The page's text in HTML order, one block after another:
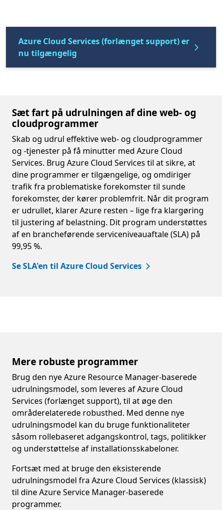
Azure Cloud Services (forlænget support) er
nu tilgængelig
Sæt fart på udrulningen af dine web- og
cloudprogrammer
Skab og udrul effektive web- og cloudprogrammer
og -tjenester på få minutter med Azure Cloud
Services. Brug Azure Cloud Services til at sikre, at
dine programmer er tilgængelige, og omdiriger
trafik fra problematiske forekomster til sunde
forekomster, der kører problemfrit. Når dit program
er udrullet, klarer Azure resten – lige fra klargøring
til justering af belastning. Dit program understøttes
af en brancheførende serviceniveauaftale (SLA) på
99,95 %.
Se SLA'en til Azure Cloud Services
Mere robuste programmer
Brug den nye Azure Resource Manager-baserede
udrulningsmodel, som leveres af Azure Cloud
Services (forlænget support), til at øge den
områderelaterede robusthed. Med denne nye
udrulningsmodel kan du bruge funktionaliteter
såsom rollebaseret adgangskontrol, tags, politikker
og understøttelse af installationsskabeloner.
Fortsæt med at bruge den eksisterende
udrulningsmodel fra Azure Cloud Services (klassisk)
til dine Azure Service Manager-baserede
programmer.